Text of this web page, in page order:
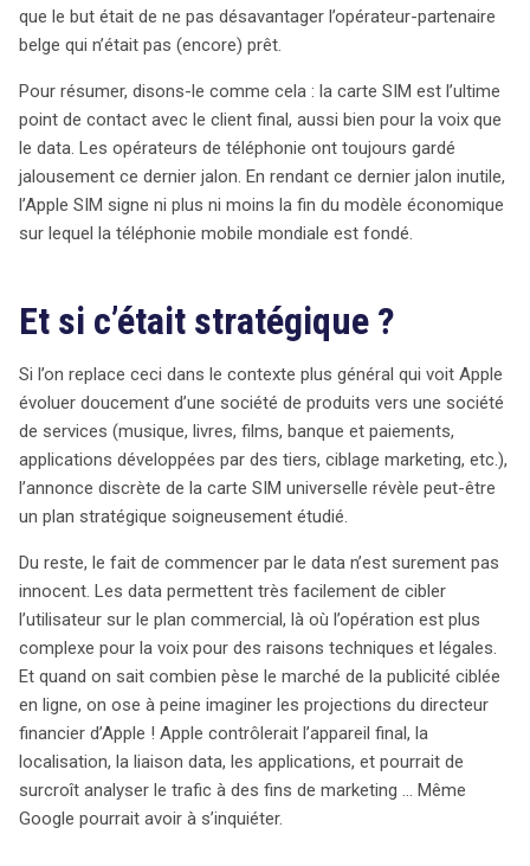
que le but était de ne pas désavantager l’opérateur-partenaire
belge qui n’était pas (encore) prêt.
Pour résumer, disons-le comme cela : la carte SIM est l’ultime
point de contact avec le client final, aussi bien pour la voix que
le data. Les opérateurs de téléphonie ont toujours gardé
jalousement ce dernier jalon. En rendant ce dernier jalon inutile,
l’Apple SIM signe ni plus ni moins la fin du modèle économique
sur lequel la téléphonie mobile mondiale est fondé.
Et si c’était stratégique ?
Si l’on replace ceci dans le contexte plus général qui voit Apple
évoluer doucement d’une société de produits vers une société
de services (musique, livres, films, banque et paiements,
applications développées par des tiers, ciblage marketing, etc.),
l’annonce discrète de la carte SIM universelle révèle peut-être
un plan stratégique soigneusement étudié.
Du reste, le fait de commencer par le data n’est surement pas
innocent. Les data permettent très facilement de cibler
l’utilisateur sur le plan commercial, là où l’opération est plus
complexe pour la voix pour des raisons techniques et légales.
Et quand on sait combien pèse le marché de la publicité ciblée
en ligne, on ose à peine imaginer les projections du directeur
financier d’Apple ! Apple contrôlerait l’appareil final, la
localisation, la liaison data, les applications, et pourrait de
surcroît analyser le trafic à des fins de marketing … Même
Google pourrait avoir à s’inquiéter.